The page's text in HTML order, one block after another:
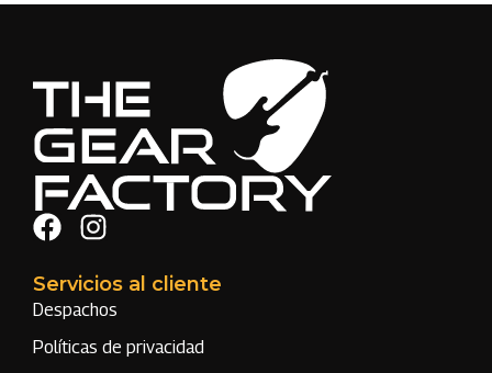
Servicios al cliente
Despachos
Políticas de privacidad